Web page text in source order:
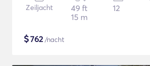
Zeiljacht
49 ft
15 m
12
$762/nacht